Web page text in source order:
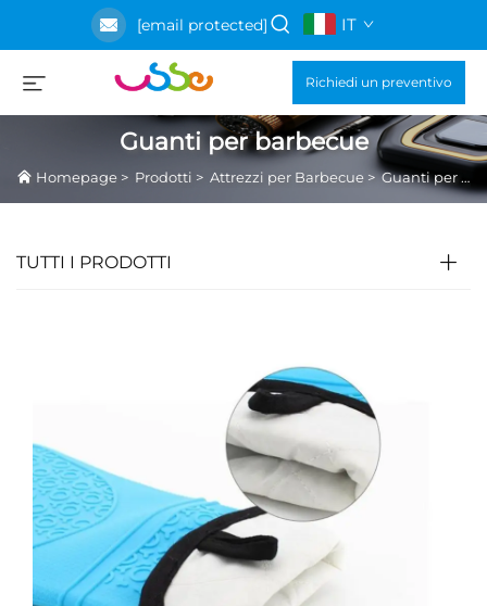
[email protected] IT
Richiedi un preventivo
Guanti per barbecue
Homepage > Prodotti > Attrezzi per Barbecue >Guanti per barbecue
TUTTI I PRODOTTI